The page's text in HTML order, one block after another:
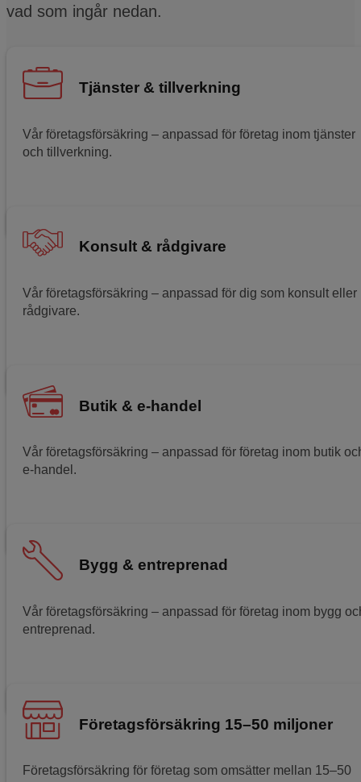
vad som ingår nedan.
Tjänster & tillverkning
Vår företagsförsäkring – anpassad för företag inom tjänster
och tillverkning.
Konsult & rådgivare
Vår företagsförsäkring – anpassad för dig som konsult eller
rådgivare.
Butik & e-handel
Vår företagsförsäkring – anpassad för företag inom butik
e-handel.
Bygg & entreprenad
Vår företagsförsäkring – anpassad för företag inom bygg
entreprenad.
Företagsförsäkring 15–50 miljoner
Företagsförsäkring för företag som omsätter mellan 15–50